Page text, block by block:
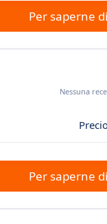
Per saperne
Nessuna
Per saperne